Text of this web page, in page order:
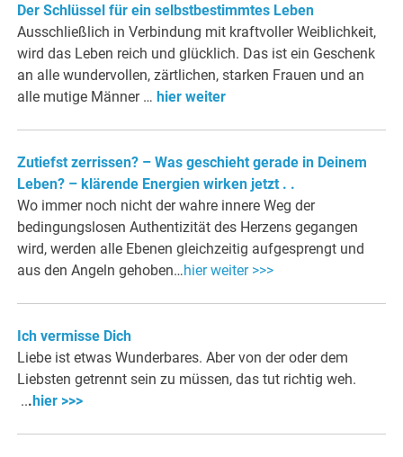
Der Schlüssel für ein selbstbestimmtes Leben
Ausschließlich in Verbindung mit kraftvoller Weiblichkeit,
wird das Leben reich und glücklich. Das ist ein Geschenk
an alle wundervollen, zärtlichen, starken Frauen und an
alle mutige Männer … hier weiter
Zutiefst zerrissen? – Was geschieht gerade in Deinem
Leben? – klärende Energien wirken jetzt . .
Wo immer noch nicht der wahre innere Weg der
bedingungslosen Authentizität des Herzens gegangen
wird, werden alle Ebenen gleichzeitig aufgesprengt und
aus den Angeln gehoben…hier weiter >>>
Ich vermisse Dich
Liebe ist etwas Wunderbares. Aber von der oder dem
Liebsten getrennt sein zu müssen, das tut richtig weh.
... hier >>>